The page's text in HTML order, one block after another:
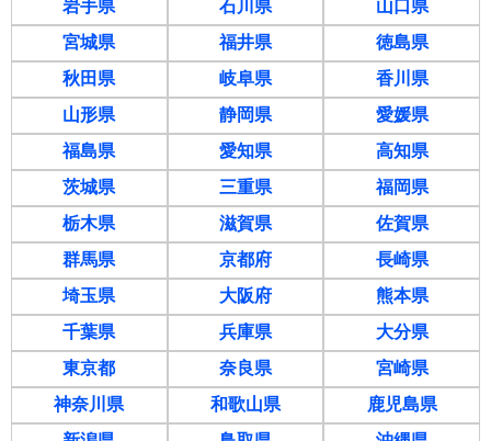
岩手県
宮城県
秋田県
山形県
福島県
茨城県
栃木県
群馬県
埼玉県
千葉県
東京都
神奈川県
石川県
福井県
岐阜県
静岡県
愛知県
三重県
滋賀県
京都府
大阪府
兵庫県
奈良県
和歌山県
山口県
徳島県
香川県
愛媛県
高知県
福岡県
佐賀県
長崎県
熊本県
大分県
宮崎県
鹿児島県